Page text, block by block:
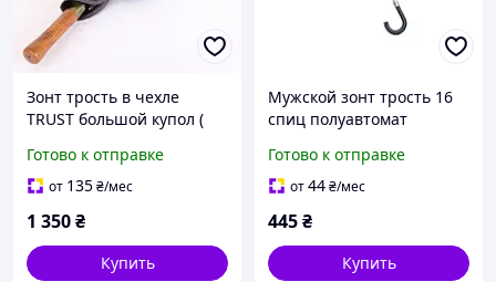
Зонт трость в чехле
TRUST большой купол (
арт. 16940
Готово к отправке
от 135₴/мес
1 350₴
Купить
Мужской зонт трость 16
спиц полуавтомат
чехлом Bz
Готово к отправке
от44₴/мес
445₴
Купить